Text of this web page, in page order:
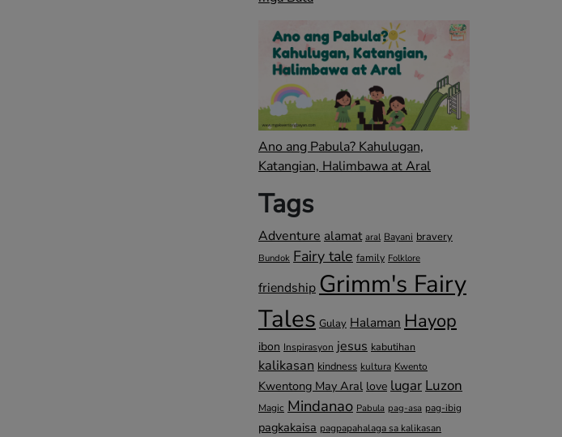
Ano ang Pabula? Kahulugan,
Katangian, Halimbawa at Aral
Tags
Adventure alamat aral Bayani bravery
Bundok Fairy tale family Folklore
friendship Grimm's Fairy
Tales Gulay Halaman Hayop
ibon Inspirasyon jesus kabutihan
kalikasan kindness kultura Kwento
Kwentong May Aral love lugar Luzon
Magic Mindanao Pabula pag-asa pag-ibig
pagkakaisa pagpapahalaga sa kalikasan